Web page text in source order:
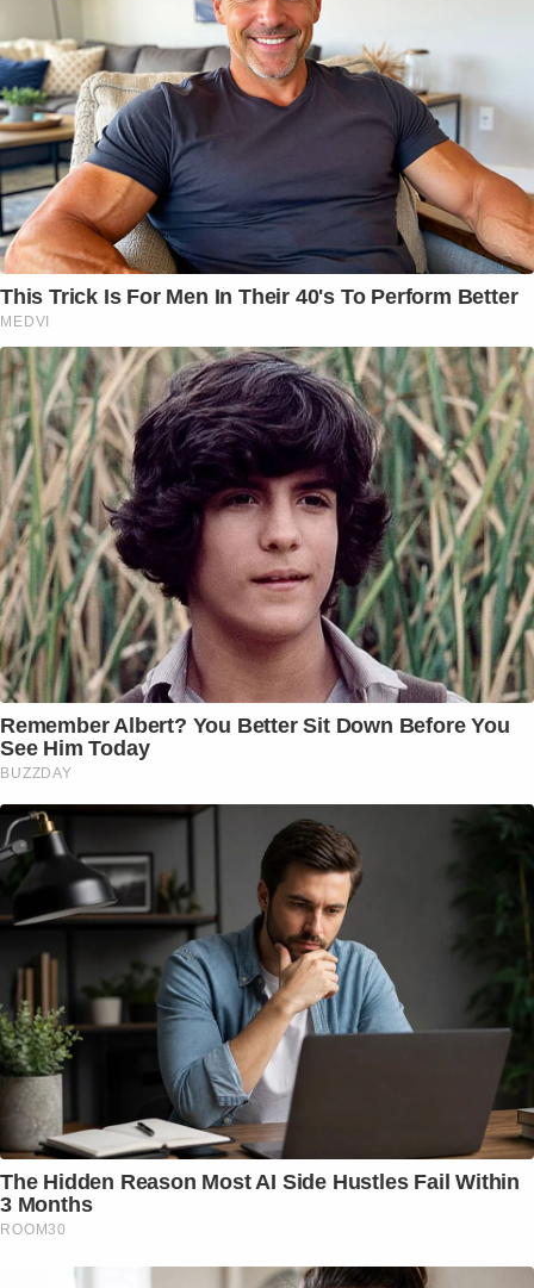
This Trick Is For Men In Their 40's To Perform Better
MEDVI
Remember Albert? You Better Sit Down Before You
See Him Today
BUZZDAY
The Hidden Reason Most AI Side Hustles Fail Within
3 Months
ROOM30